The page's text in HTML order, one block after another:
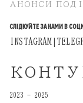
АНОНСИ
СЛІДКУЙТЕ ЗА НАМИ В
INSTAGRAM
2023 - 2025